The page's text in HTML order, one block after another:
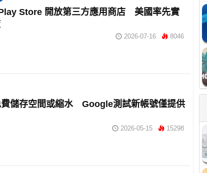
Store 開放第三方應用商店 美國率先實
2026-07-16 8046
儲存空間或縮水 Google測試新帳號僅提供
2026-05-15 15298